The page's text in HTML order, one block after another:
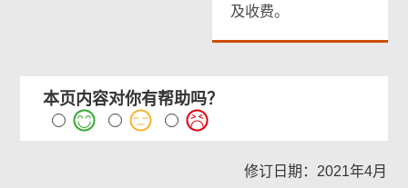
及收费。
本页内容对你有帮助吗？
修订日期：2021年4月